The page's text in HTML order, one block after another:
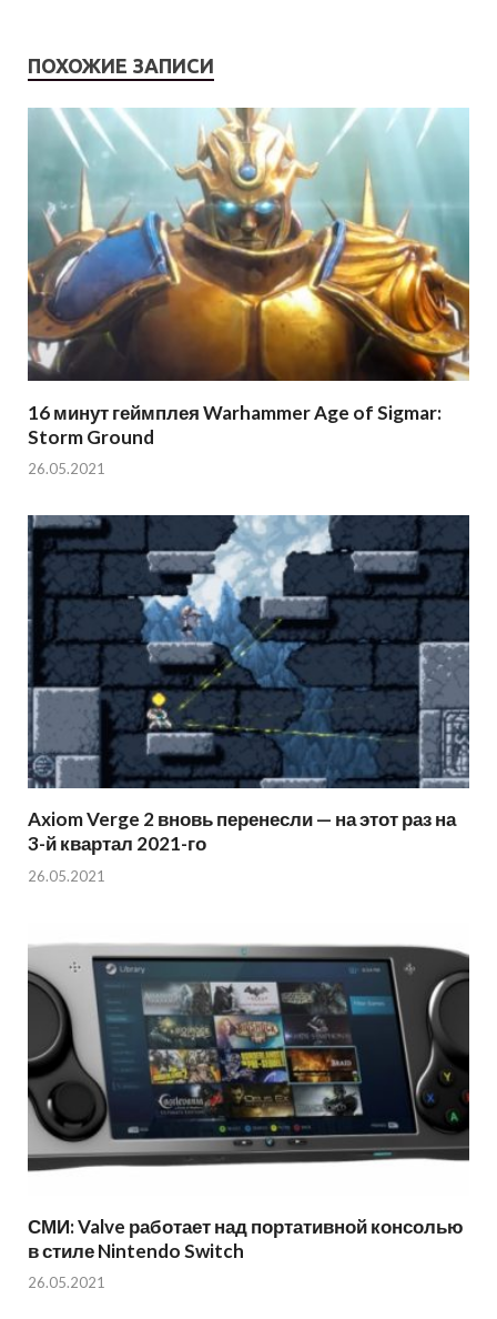
ПОХОЖИЕ ЗАПИСИ
16 минут геймплея Warhammer Age of Sigmar:
Storm Ground
26.05.2021
Axiom Verge 2 вновь перенесли — на этот раз на
3-й квартал 2021-го
26.05.2021
СМИ: Valve работает над портативной консолью
в стиле Nintendo Switch
26.05.2021